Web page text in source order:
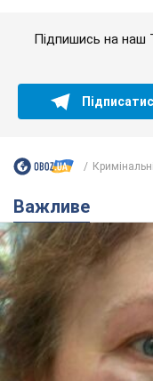
Важливе
У Львові жінка
розмовляючи
поліція склала
На місце події
оперативна група
7,6 т.